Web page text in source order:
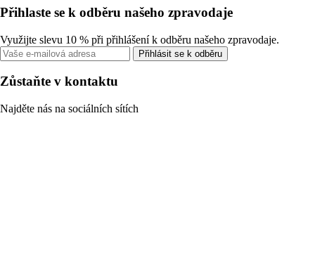
Přihlaste se k odběru našeho zpravodaje
Využijte slevu 10 % při přihlášení k odběru našeho zpravodaje.
Přihlásit se k odběru
Zůstaňte v kontaktu
Najděte nás na sociálních sítích